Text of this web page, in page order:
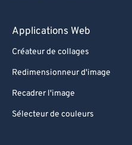
Applications Web
Créateur de collages
Redimensionneur d'image
Recadrer l'image
Sélecteur de couleurs